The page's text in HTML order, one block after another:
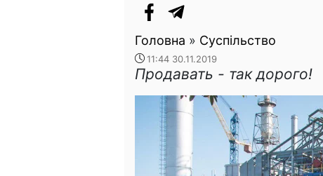
Головна » Суспільство
11:44 30.11.2019
Продавать - так дорого!